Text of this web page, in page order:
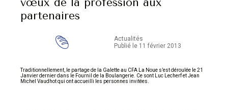
vœux de la profession aux
partenaires
Actualités
Publié le 11 février 2013
Traditionnellement, le partage de la Galette au CFA La Noue s’est déroulée le 21
Janvier dernier dans le Fournil de la Boulangerie. Ce sont Luc Lecherf et Jean
Michel Vaudhot qui ont accueilli les personnes invitées.